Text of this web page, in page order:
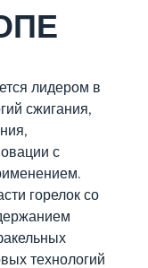
лидером в
сжигания,
с
горелок со
технологий